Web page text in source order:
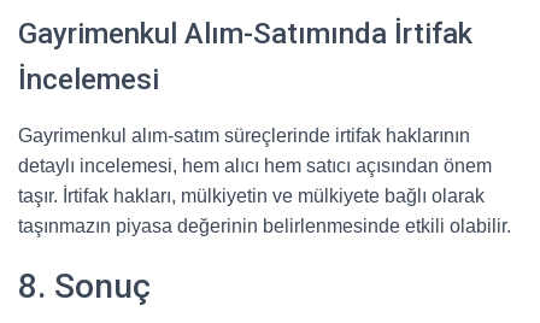
Gayrimenkul Alım-Satımında İrtifak
İncelemesi
Gayrimenkul alım-satım süreçlerinde irtifak haklarının
detaylı incelemesi, hem alıcı hem satıcı açısından önem
taşır. İrtifak hakları, mülkiyetin ve mülkiyete bağlı olarak
taşınmazın piyasa değerinin belirlenmesinde etkili olabilir.
8. Sonuç